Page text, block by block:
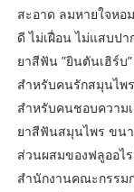
สะอาด ลมหายใจห
ดี ไม่เฝื่อน ไม่แสบป
ยาสีฟัน ”ยินตันเฮิร์บ
สำหรับคนรักสมุนไพ
สำหรับคนชอบความ
ยาสีฟันสมุนไพร ขน
ส่วนผสมของฟลูออไ
สำนักงานคณะกรรม